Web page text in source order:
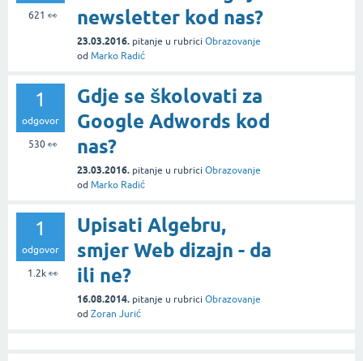
621 👀
newsletter kod nas?
23.03.2016. pitanje u rubrici Obrazovanje
od Marko Radić
1
odgovor
530👀
Gdje se školovati za
Google Adwords kod
nas?
23.03.2016. pitanje u rubrici Obrazovanje
od Marko Radić
1
odgovor
1.2k👀
Upisati Algebru,
smjer Web dizajn - da
ili ne?
16.08.2014. pitanje u rubrici Obrazovanje
od Zoran Jurić